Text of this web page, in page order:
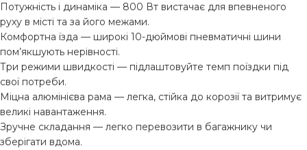
Потужність і динаміка — 800 Вт вистачає для впевненого
руху в місті та за його межами.
Комфортна їзда — широкі 10-дюймові пневматичні шини
пом’якшують нерівності.
Три режими швидкості — підлаштовуйте темп поїздки під
свої потреби.
Міцна алюмінієва рама — легка, стійка до корозії та витримує
великі навантаження.
Зручне складання — легко перевозити в багажнику чи
зберігати вдома.